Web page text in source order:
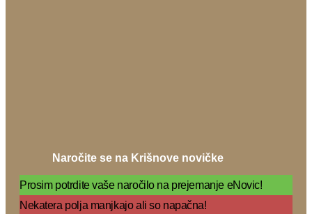
Naročite se na Krišnove novičke
Prosim potrdite vaše naročilo na prejemanje eNovic!
Nekatera polja manjkajo ali so napačna!